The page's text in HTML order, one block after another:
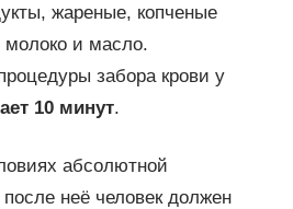
жареные, копченые
и масло.
забора крови у
10 минут.
абсолютной
неё человек должен